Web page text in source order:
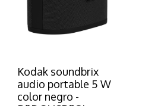
Kodak soundbrix
audio portable 5 W
color negro -